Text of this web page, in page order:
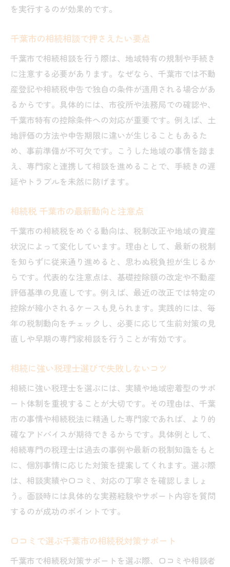
信頼できる相続専門家選びのコツと注意点
相続税 千葉市で信頼される税理士の見極め
方
口コミで高評価の相続相談サービスとは
相続専門 税理士 千葉の選び方ガイド
千葉市で失敗しない専門家選びの注意点
相続相談で重視すべきサポート体制
生前対策を通じた相続トラブル回避の秘訣
千葉市の相続税対策は生前準備がカギ
生前贈与を活用した相続トラブル防止法
相続専門 税理士 千葉でできる生前対策
口コミで見る生前対策の実践事例
相続税 千葉市でのトラブル回避策とは
無料相談を活用した相続税対策の進め方
千葉市の無料相続相談で得られること
相続専門 税理士 千葉の無料相談活用術
口コミで評判の無料相談サポートとは
相続税 千葉市の無料相談受付の流れ
相続相談を賢く活用するポイント
家族を守る千葉市ならではの相続対策術
千葉市の相続税対策で家族を守る方法
相続専門 税理士 千葉が提案する家族戦略
口コミで伝わる千葉市の相続成功事例
相続税 千葉市で重要な家族間の配慮
千葉市独自の相続対策で安心を実現
相続相談で始める家族の将来設計
を実行するのが効果的です。
千葉市の相続相談で押さえたい要点
千葉市で相続相談を行う際は、地域特有の規制や手続き
に注意する必要があります。なぜなら、千葉市では不動
産登記や相続税申告で独自の条件が適用される場合があ
るからです。具体的には、市役所や法務局での確認や、
千葉市特有の控除条件への対応が重要です。例えば、土
地評価の方法や申告期限に違いが生じることもあるた
め、事前準備が不可欠です。こうした地域の事情を踏ま
え、専門家と連携して相談を進めることで、手続きの遅
延やトラブルを未然に防げます。
相続税 千葉市の最新動向と注意点
千葉市の相続税をめぐる動向は、税制改正や地域の資産
状況によって変化しています。理由として、最新の税制
を知らずに従来通り進めると、思わぬ税負担が生じるか
らです。代表的な注意点は、基礎控除額の改定や不動産
評価基準の見直しです。例えば、最近の改正では特定の
控除が縮小されるケースも見られます。実践的には、毎
年の税制動向をチェックし、必要に応じて生前対策の見
直しや早期の専門家相談を行うことが有効です。
相続に強い税理士選びで失敗しないコツ
相続に強い税理士を選ぶには、実績や地域密着型のサポ
ート体制を重視することが大切です。その理由は、千葉
市の事情や相続税法に精通した専門家であれば、より的
確なアドバイスが期待できるからです。具体例として、
相続専門の税理士は過去の事例や最新の税制知識をもと
に、個別事情に応じた対策を提案してくれます。選ぶ際
は、相談実績や口コミ、対応の丁寧さを確認しましょ
う。面談時には具体的な実務経験やサポート内容を質問
するのが成功のポイントです。
口コミで選ぶ千葉市の相続税対策サポート
千葉市で相続税対策サポートを選ぶ際、口コミや相談者